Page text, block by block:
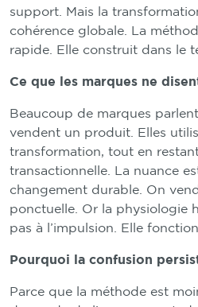
support. Mais la
cohérence globale. La
rapide. Elle construit dans le
Ce que les marques ne
Beaucoup de marques
vendent un produit. Elles
transformation, tout en
transactionnelle. La nuance
changement durable. On
ponctuelle. Or la physiologie
pas à l’impulsion. Elle
Pourquoi la confusion
Parce que la méthode est